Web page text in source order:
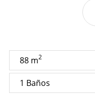
88 m2
1 Baños